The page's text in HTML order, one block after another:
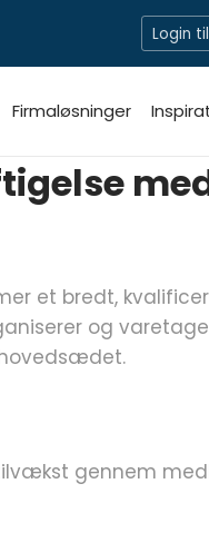
Login
Firmaløsninger
et bredt,
og
gennem